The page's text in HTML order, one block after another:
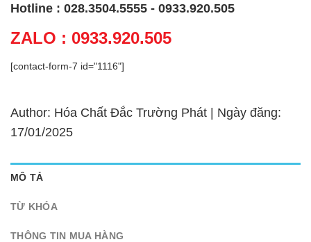
Hotline : 028.3504.5555 - 0933.920.505
ZALO : 0933.920.505
[contact-form-7 id="1116"]
Author: Hóa Chất Đắc Trường Phát | Ngày đăng:
17/01/2025
MÔ TẢ
TỪ KHÓA
THÔNG TIN MUA HÀNG